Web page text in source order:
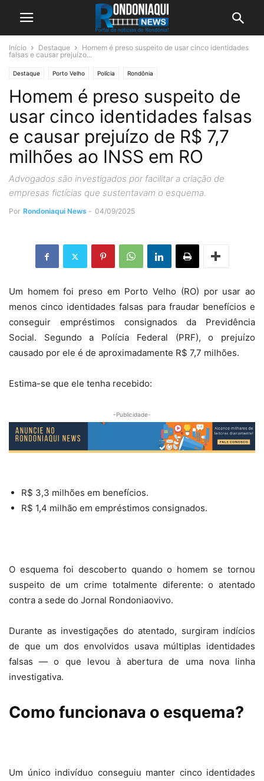
Início Destaque
Homem é preso suspeito de usar cinco identidades
falsas e causar prejuízo...
Destaque Porto Velho Polícia Rondônia
Homem é preso suspeito de
usar cinco identidades falsas
e causar prejuízo de R$ 7,7
milhões ao INSS em RO
Advogados são investigados por facilitar a criação de
empresas fictícias que sustentavam o esquema.
Por Rondoniaqui News - 04/09/2025
Um homem foi preso em Porto Velho (RO) por usar ao
menos cinco identidades falsas para fraudar benefícios e
conseguir empréstimos consignados da Previdência
Social. Segundo a Polícia Federal (PRF), o prejuízo
causado por ele é de aproximadamente R$ 7,7 milhões.
Estima-se que ele tenha recebido:
-Publicidade-
R$ 3,3 milhões em benefícios.
R$ 1,4 milhão em empréstimos consignados.
O esquema foi descoberto quando o homem se tornou
suspeito de um crime totalmente diferente: o atentado
contra a sede do Jornal Rondoniaovivo.
Durante as investigações do atentado, surgiram indícios
de que um dos envolvidos usava múltiplas identidades
falsas — o que levou à abertura de uma nova linha
investigativa.
Como funcionava o esquema?
Um único indivíduo conseguiu manter cinco identidades